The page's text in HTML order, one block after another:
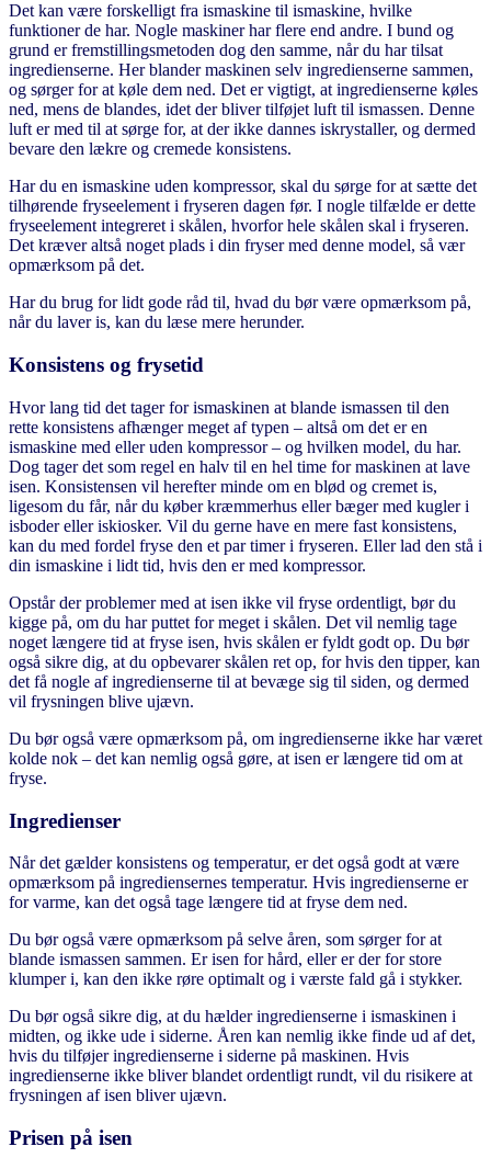
Det kan være forskelligt fra ismaskine til ismaskine, hvilke
funktioner de har. Nogle maskiner har flere end andre. I bund og
grund er fremstillingsmetoden dog den samme, når du har tilsat
ingredienserne. Her blander maskinen selv ingredienserne sammen,
og sørger for at køle dem ned. Det er vigtigt, at ingredienserne køles
ned, mens de blandes, idet der bliver tilføjet luft til ismassen. Denne
luft er med til at sørge for, at der ikke dannes iskrystaller, og dermed
bevare den lækre og cremede konsistens.
Har du en ismaskine uden kompressor, skal du sørge for at sætte det
tilhørende fryseelement i fryseren dagen før. I nogle tilfælde er dette
fryseelement integreret i skålen, hvorfor hele skålen skal i fryseren.
Det kræver altså noget plads i din fryser med denne model, så vær
opmærksom på det.
Har du brug for lidt gode råd til, hvad du bør være opmærksom på,
når du laver is, kan du læse mere herunder.
Konsistens og frysetid
Hvor lang tid det tager for ismaskinen at blande ismassen til den
rette konsistens afhænger meget af typen – altså om det er en
ismaskine med eller uden kompressor – og hvilken model, du har.
Dog tager det som regel en halv til en hel time for maskinen at lave
isen. Konsistensen vil herefter minde om en blød og cremet is,
ligesom du får, når du køber kræmmerhus eller bæger med kugler i
isboder eller iskiosker. Vil du gerne have en mere fast konsistens,
kan du med fordel fryse den et par timer i fryseren. Eller lad den stå i
din ismaskine i lidt tid, hvis den er med kompressor.
Opstår der problemer med at isen ikke vil fryse ordentligt, bør du
kigge på, om du har puttet for meget i skålen. Det vil nemlig tage
noget længere tid at fryse isen, hvis skålen er fyldt godt op. Du bør
også sikre dig, at du opbevarer skålen ret op, for hvis den tipper, kan
det få nogle af ingredienserne til at bevæge sig til siden, og dermed
vil frysningen blive ujævn.
Du bør også være opmærksom på, om ingredienserne ikke har været
kolde nok – det kan nemlig også gøre, at isen er længere tid om at
fryse.
Ingredienser
Når det gælder konsistens og temperatur, er det også godt at være
opmærksom på ingrediensernes temperatur. Hvis ingredienserne er
for varme, kan det også tage længere tid at fryse dem ned.
Du bør også være opmærksom på selve åren, som sørger for at
blande ismassen sammen. Er isen for hård, eller er der for store
klumper i, kan den ikke røre optimalt og i værste fald gå i stykker.
Du bør også sikre dig, at du hælder ingredienserne i ismaskinen i
midten, og ikke ude i siderne. Åren kan nemlig ikke finde ud af det,
hvis du tilføjer ingredienserne i siderne på maskinen. Hvis
ingredienserne ikke bliver blandet ordentligt rundt, vil du risikere at
frysningen af isen bliver ujævn.
Prisen på isen